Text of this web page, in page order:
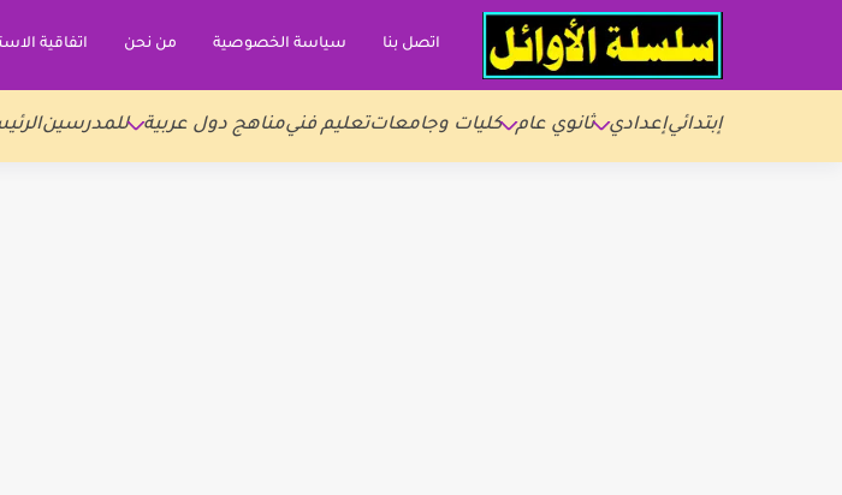
اتصل بنا سياسة الخصوصية من نحن اتفاقية
إبتدائيإعدادي ثانوي عام كليات وجامعاتتعليم فنيمناهج دول عربية للمدرسين